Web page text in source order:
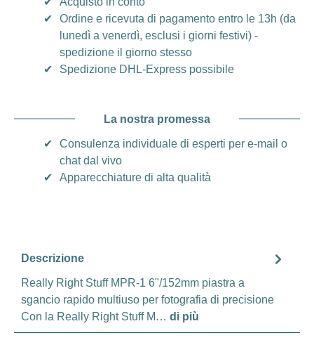
✔
Ordine e ricevuta di pagamento entro le 13h (da
lunedì a venerdì, esclusi i giorni festivi) -
spedizione il giorno stesso
✔
Spedizione DHL-Express possibile
La nostra promessa
✔
Consulenza individuale di esperti per e-mail o
chat dal vivo
✔
Apparecchiature di alta qualità
Descrizione
Really Right Stuff MPR-1 6"/152mm piastra a
sgancio rapido multiuso per fotografia di precisione
Con la Really Right Stuff M… di più